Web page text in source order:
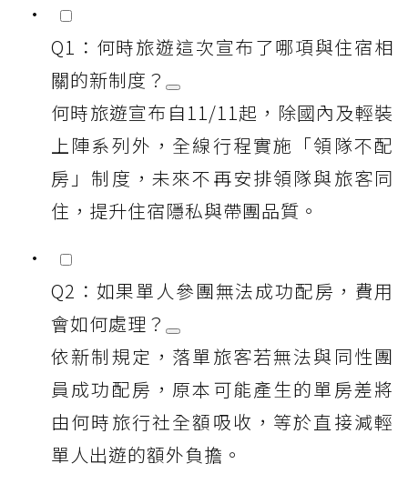
Q1：何時旅遊這次宣布了哪項與住宿相
關的新制度？
何時旅遊宣布自11/11起，除國內及輕裝
上陣系列外，全線行程實施「領隊不配
房」制度，未來不再安排領隊與旅客同
住，提升住宿隱私與帶團品質。
Q2：如果單人參團無法成功配房，費用
會如何處理？
依新制規定，落單旅客若無法與同性團
員成功配房，原本可能產生的單房差將
由何時旅行社全額吸收，等於直接減輕
單人出遊的額外負擔。